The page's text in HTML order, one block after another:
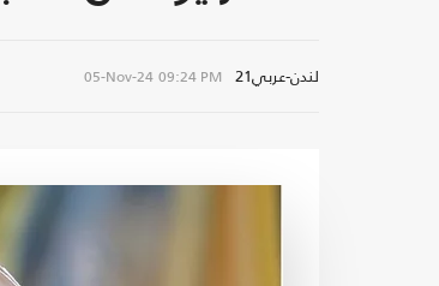
لندن-عربي21 05-Nov-24 09:24 PM